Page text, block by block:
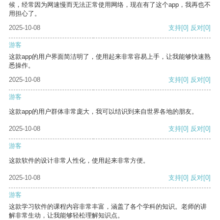
候，经常因为网速慢而无法正常使用网络，现在有了这个app，我再也不
用担心了。
2025-10-08
支持[0] 反对[0]
游客
这款app的用户界面简洁明了，使用起来非常容易上手，让我能够快速熟
悉操作。
2025-10-08
支持[0] 反对[0]
游客
这款app的用户群体非常庞大，我可以结识到来自世界各地的朋友。
2025-10-08 支持[0] 反对[0]
游客
这款软件的设计非常人性化，使用起来非常方便。
2025-10-08 支持[0] 反对[0]
游客
这款学习软件的课程内容非常丰富，涵盖了各个学科的知识。老师的讲
解非常生动，让我能够轻松理解知识点。